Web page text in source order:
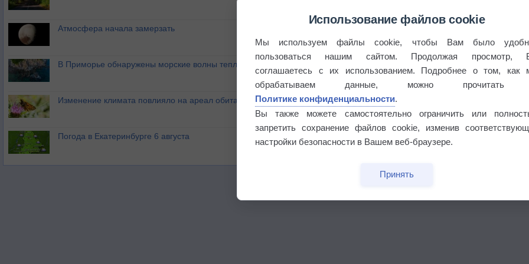
Атмосфера начала замерзать
В Приморье обнаружены морские волны тепла
Изменение климата повлияло на ареал обитания бабочек
Погода в Екатеринбурге 6 августа
Использование файлов cookie
Мы используем файлы cookie, чтобы Вам было
пользоваться нашим сайтом. Продолжая просмотр,
соглашаетесь с их использованием. Подробнее о том, как
обрабатываем данные, можно прочитать
Политике конфиденциальности.
Вы также можете самостоятельно ограничить или
запретить сохранение файлов cookie, изменив
настройки безопасности в Вашем веб-браузере.
Принять